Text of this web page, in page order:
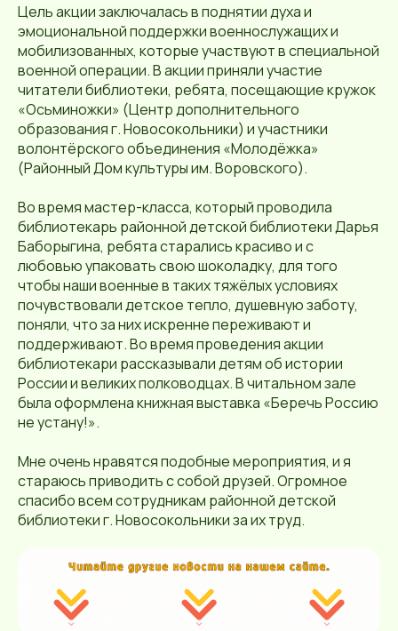
Цель акции заключалась в поднятии духа и
эмоциональной поддержки военнослужащих и
мобилизованных, которые участвуют в специальной
военной операции. В акции приняли участие
читатели библиотеки, ребята, посещающие кружок
«Осьминожки» (Центр дополнительного
образования г. Новосокольники) и участники
волонтёрского объединения «Молодёжка»
(Районный Дом культуры им. Воровского).
Во время мастер-класса, который проводила
библиотекарь районной детской библиотеки Дарья
Баборыгина, ребята старались красиво и с
любовью упаковать свою шоколадку, для того
чтобы наши военные в таких тяжёлых условиях
почувствовали детское тепло, душевную заботу,
поняли, что за них искренне переживают и
поддерживают. Во время проведения акции
библиотекари рассказывали детям об истории
России и великих полководцах. В читальном зале
была оформлена книжная выставка «Беречь Россию
не устану!».
Мне очень нравятся подобные мероприятия, и я
стараюсь приводить с собой друзей. Огромное
спасибо всем сотрудникам районной детской
библиотеки г. Новосокольники за их труд.